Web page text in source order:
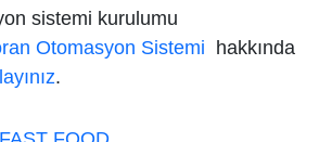
sistemi kurulumu
Otomasyon Sistemi
hakkında
.